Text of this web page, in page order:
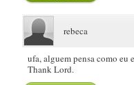
rebeca
ufa, alguem pensa como eu
Thank Lord.